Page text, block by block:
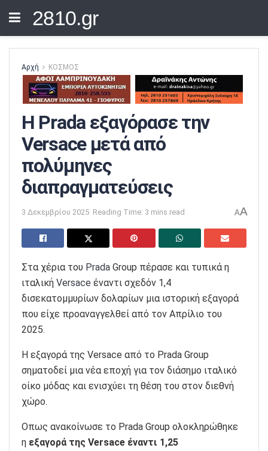
2810.gr
Αρχή ΚΟΣΜΟΣ
Η Prada εξαγόρασε την
Versace μετά από
πολύμηνες
διαπραγματεύσεις
3 Δεκεμβρίου 2025 Reading Time: 3 mins read AA
Στα χέρια του Prada Group πέρασε και τυπικά η
ιταλική Versace έναντι σχεδόν 1,4
δισεκατομμυρίων δολαρίων μια ιστορική εξαγορά
που είχε προαναγγελθεί από τον Απρίλιο του
2025.
Η εξαγορά της Versace από το Prada Group
σηματοδεί μια νέα εποχή για τον διάσημο ιταλικό
οίκο μόδας και ενισχύει τη θέση του στον διεθνή
χώρο.
Οπως ανακοίνωσε το Prada Group ολοκληρώθηκε
η εξαγορά της Versace έναντι 1,25